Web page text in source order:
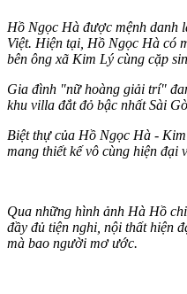
Hồ Ngọc Hà được mệnh danh
Việt. Hiện tại, Hồ Ngọc Hà có
bên ông xã Kim Lý cùng cặp
Gia đình "nữ hoàng giải trí"
khu villa đắt đỏ bậc nhất Sài
Biệt thự của Hồ Ngọc Hà -
mang thiết kế vô cùng hiện đại
Qua những hình ảnh Hà Hồ
đầy đủ tiện nghi, nội thất hiện
mà bao người mơ ước.